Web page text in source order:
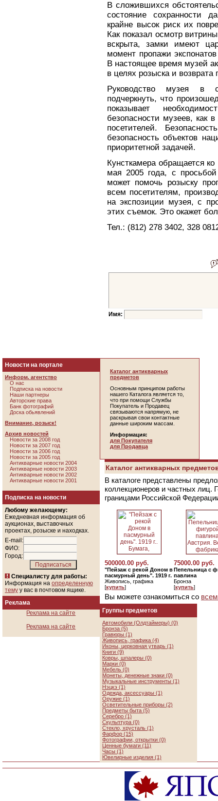
В сложившихся
состояние сохранности
крайне высок риск их
Как показал осмотр
вскрыта, замки имеют
момент пропажи
В настоящее время музей
в целях розыска и возврата
Руководство музея в
подчеркнуть, что
показывает
безопасности музеев, как
посетителей.
безопасность объектов
приоритетной задачей.
Кунсткамера обращается
мая 2005 года, с
может помочь розыску
всем посетителям,
на экспозиции музея, с
этих съемок. Это окажет
Тел.: (812) 278 3402, 328
Имя:
Новости на портале
Информ. агентство
О нас
Подписка на новости
Наши партнеры
Авторские права
Банк фотографий
Доска обьявлений
Внимание, розыск!
Архив новостей
Новости за 2008 год
Новости за 2007 год
Новости за 2006 год
Новости за 2005 год
Антикварные новости 2004
Антикварные новости 2003
Антикварные новости 2002
Антикварные новости 2001
Подписка на новости
Любому желающему:
Ежедневная информация об
аукционах, выставочных
проектах, розыске и находках.
E-mail:
ФИО:
Город:
Специалисту для работы:
Информация на определенную
тему у вас в почтовом ящике.
Реклама
Реклама на сайте
Реклама на сайте
Каталог антикварных
предметов
Основным принципом работы
нашего Каталога является то,
что при помощи Службы
Покупатель и Продавец
связываются напрямую, не
раскрывая свои контактные
данные широким массам.
Информация:
для Покупателя
для Продавца
Каталог антикварных
В каталоге представлены
коллекционеров и частных лиц.
границами Российской
500000.00 руб.
"Пейзаж с рекой Доном в
пасмурный день". 1919 г.
Живопись, графика
[купить]
75000.00 руб.
Пепельница с
павлина
Бронза
[купить]
Вы можете ознакомиться со
Группы предметов
Автомобили (Олдтаймеры) (0)
Бронза (5)
Гравюры (1)
Живопись, графика (4)
Иконы, церковная утварь (1)
Книги (9)
Ковры, шпалеры (0)
Марки (0)
Мебель (0)
Монеты, денежные знаки (0)
Музыкальные инструменты (1)
Нэцкэ (1)
Одежда, аксессуары (1)
Оружие (1)
Осветительные приборы (2)
Предметы быта (5)
Серебро (1)
Скульптура (0)
Стекло, хрусталь (1)
Фарфор (15)
Фотографии, открытки (0)
Ценные бумаги (11)
Часы (1)
Ювелирные изделия (1)